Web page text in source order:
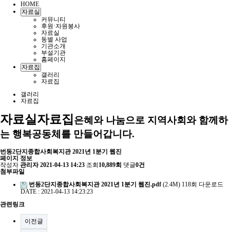
HOME
자료실
커뮤니티
후원·자원봉사
자료실
동별 사업
기관소개
부설기관
홈페이지
자료집
갤러리
자료집
갤러리
자료집
자료실자료집은혜와 나눔으로 지역사회와 함께하
는 행복공동체를 만들어갑니다.
번동2단지종합사회복지관 2021년 1분기 웹진
페이지 정보
작성자 관리자 2021-04-13 14:23 조회 10,889회 댓글0건
첨부파일
번동2단지종합사회복지관 2021년 1분기 웹진.pdf(2.4M) 118회 다운로드
DATE : 2021-04-13 14:23:23
관련링크
이전글